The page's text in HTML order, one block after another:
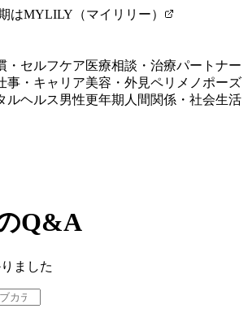
はMYLILY（マイリリー）
・セルフケア医療相談・治療パートナー
事・キャリア美容・外見ペリメノポーズ
ルヘルス男性更年期 人間関係・社会生活
Q&A
ました